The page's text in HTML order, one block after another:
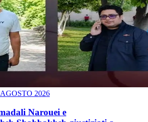
2026
Narouei e